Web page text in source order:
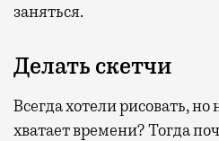
заняться.
Делать скетчи
Всегда хотели рисовать,
хватает времени? Тогда